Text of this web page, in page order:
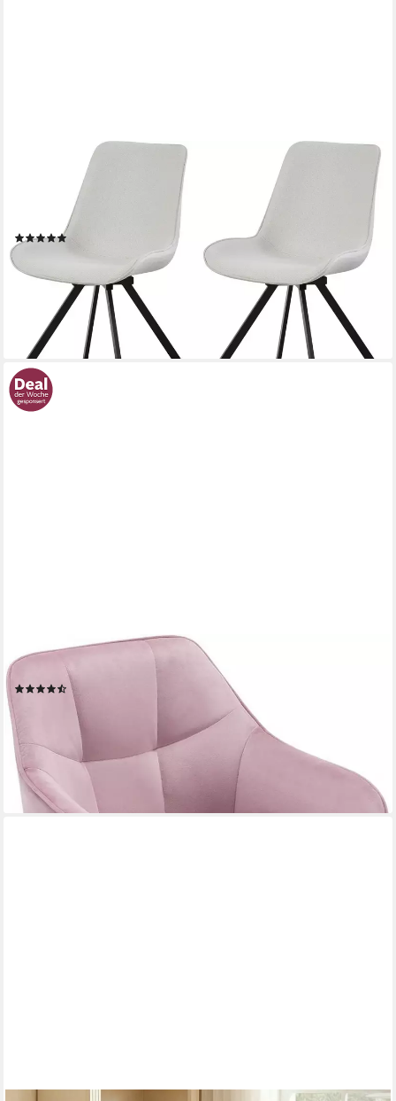
HOME AFFAIRE
Drehstuhl INUVIK, 2er Set, mit Metallgestell in matt schwarz
(Set, 2 St), in verschiedenen Farben, Belsatbarkeit pro Stuhl 120
kg, 360° drehbar
UVP
(110,00 €/ 1 Stk)
lieferbar - in 6-8 Werktagen bei dir
WOLTU
Bürostuhl (1 St), Homeoffice Stuhl, höhenverstellbar, Samtsitz
(54)
UVP
nur bis Dienstag
-51%
lieferbar - in 3-4 Werktagen bei dir